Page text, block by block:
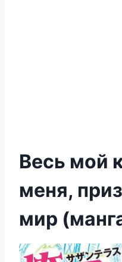
Весь мой
меня,
мир